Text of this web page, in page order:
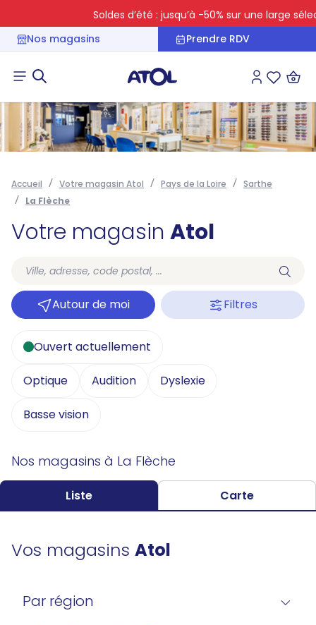
Soldes d’été : jusqu’à -50% sur une large
Nos magasins
Prendre RDV
Connexion
Accueil Votre magasin Atol Pays de la Loire
Sarthe
La Flèche
Votre magasin Atol
Autour de moi Filtres
Ouvert actuellement
Optique Audition Dyslexie
Basse vision
Nos magasins à La Flèche
Liste Carte
Vos magasins Atol
Par région